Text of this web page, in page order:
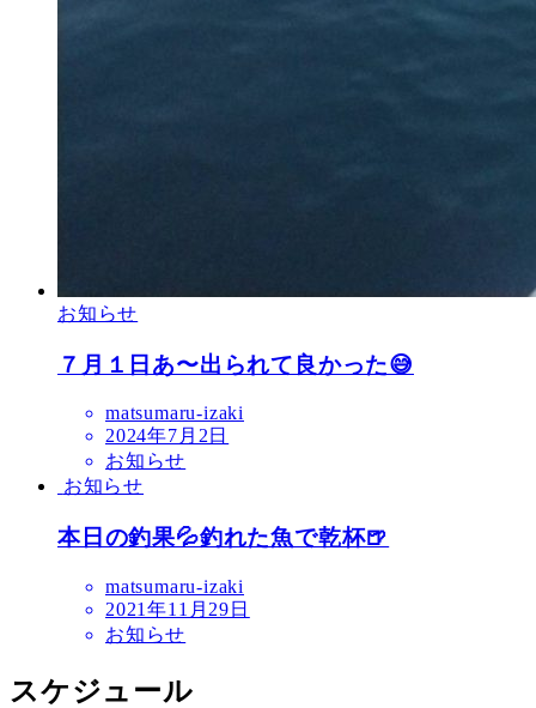
お知らせ
７月１日あ〜出られて良かった😅
matsumaru-izaki
2024年7月2日
お知らせ
お知らせ
本日の釣果💦釣れた魚で乾杯🍺
matsumaru-izaki
2021年11月29日
お知らせ
スケジュール